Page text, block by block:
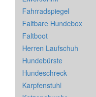
Fahrradspiegel
Faltbare Hundebox
Faltboot
Herren Laufschuh
Hundebürste
Hundeschreck
Karpfenstuhl